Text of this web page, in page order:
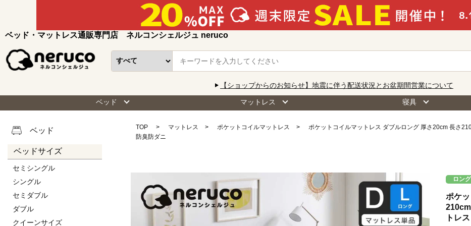
ベッド・マットレス通販専門店 ネルコンシェルジュ neruco
【ショップからのお知らせ】地震に伴う配送状況とお盆期間営業について
ベッド マットレス 寝具
ベッド
ベッドサイズ
セミシングル
シングル
セミダブル
ダブル
クイーンサイズ
TOP マットレス ポケットコイルマットレス
ポケットコイルマットレス ダブルロング 厚さ20cm 長さ
防臭防ダニ
ロン
ポケ
トレ